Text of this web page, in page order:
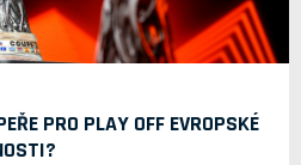
PRO PLAY OFF EVROPSKÉ